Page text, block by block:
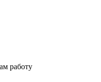
работу